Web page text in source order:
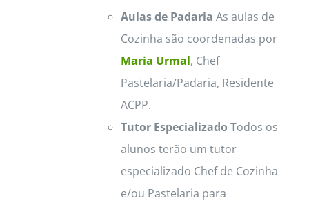
Aulas de Padaria As aulas de
Cozinha são coordenadas por
Maria Urmal, Chef
Pastelaria/Padaria, Residente
ACPP.
Tutor Especializado Todos os
alunos terão um tutor
especializado Chef de Cozinha
e/ou Pastelaria para